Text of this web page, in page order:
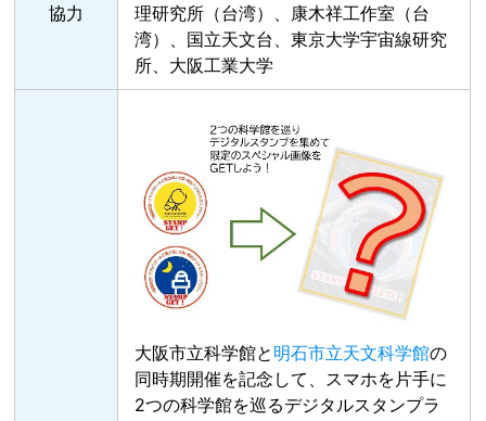
協力
理研究所（台湾）、康木祥工作室（台
湾）、国立天文台、東京大学宇宙線研究
所、大阪工業大学
大阪市立科学館と 明石市立天文科学館の
同時期開催を記念して、スマホを片手に
2つの科学館を巡るデジタルスタンプラ